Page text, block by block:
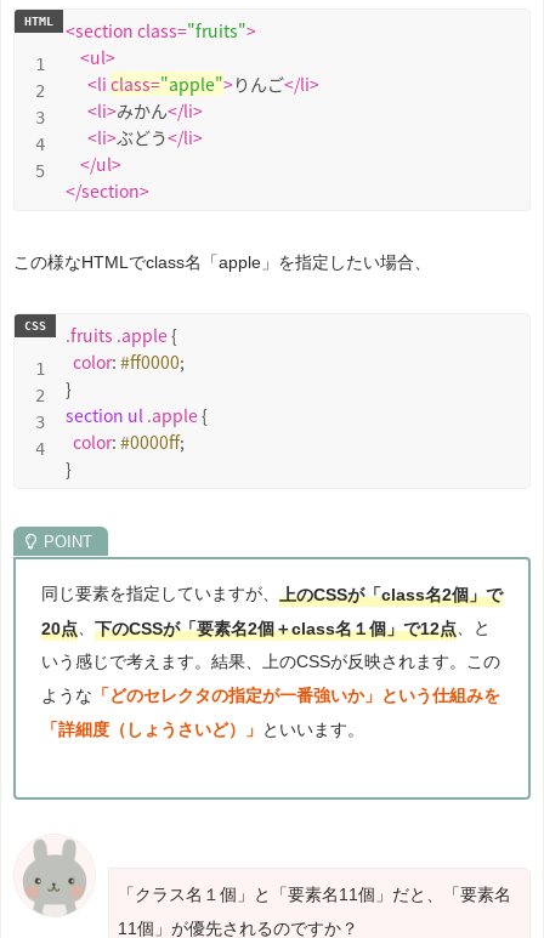
<section class="fruits">
<ul>
<li class="apple">りんご</li>
<li>みかん</li>
<li>ぶどう</li>
</ul>
</section>
この様なHTMLでclass名「apple」を指定したい場合、
.fruits .apple {
color: #ff0000;
section ul .apple {
color: #0000ff;
}
同じ要素を指定していますが、 上のCSSが「class名2個」で
20点、 下のCSSが「要素名2個＋class名１個」で12点、と
いう感じで考えます。結果、上のCSSが反映されます。この
ような 「どのセレクタの指定が一番強いか」という仕組みを
「詳細度（しょうさいど）」 といいます。
「クラス名１個」と「要素名11個」だと、「要素名
11個」が優先されるのですか？